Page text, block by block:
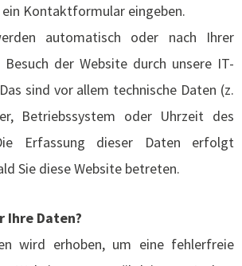
ein Kontaktformular eingeben.
automatisch oder nach Ihrer
der Website durch unsere IT-
sind vor allem technische Daten (z.
Betriebssystem oder Uhrzeit des
Erfassung dieser Daten erfolgt
Sie diese Website betreten.
Ihre Daten?
wird erhoben, um eine fehlerfreie